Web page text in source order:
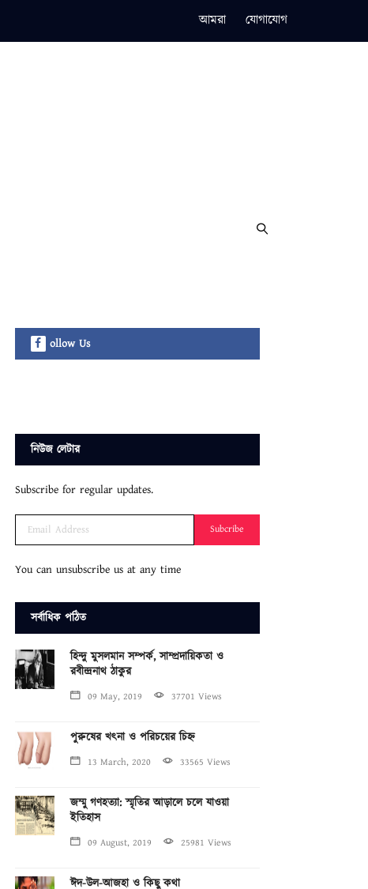
আমরা যোগাযোগ
ollow Us
নিউজ লেটার
Subscribe for regular updates.
Subcribe
You can unsubscribe us at any time
সর্বাধিক পঠিত
হিন্দু মুসলমান সম্পর্ক, সাম্প্রদায়িকতা ও
রবীন্দ্রনাথ ঠাকুর
09 May, 2019 37701 Views
পুরুষের খৎনা ও পরিচয়ের চিহ্ন
13 March, 2020 33565 Views
জম্মু গণহত্যা: স্মৃতির আড়ালে চলে যাওয়া
ইতিহাস
09 August, 2019 25981 Views
ঈদ-উল-আজহা ও কিছু কথা